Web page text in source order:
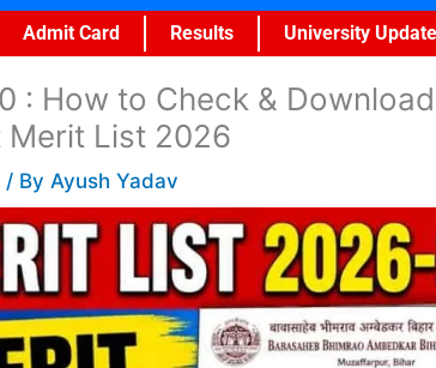
Admit Card Results University Update
: How to Check &
Merit List 2026
/ By Ayush Yadav